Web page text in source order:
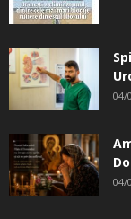
04/
04/